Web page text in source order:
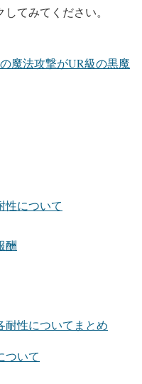
てみてください。
魔法攻撃がUR級の黒魔
性について
酬
耐性についてまとめ
ついて